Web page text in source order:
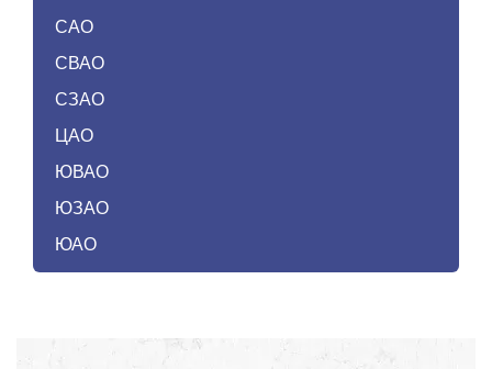
САО
СВАО
СЗАО
ЦАО
ЮВАО
ЮЗАО
ЮАО